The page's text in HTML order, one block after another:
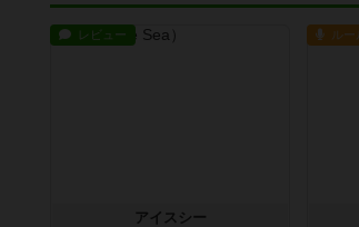
レビュー
アイスシー
ルー